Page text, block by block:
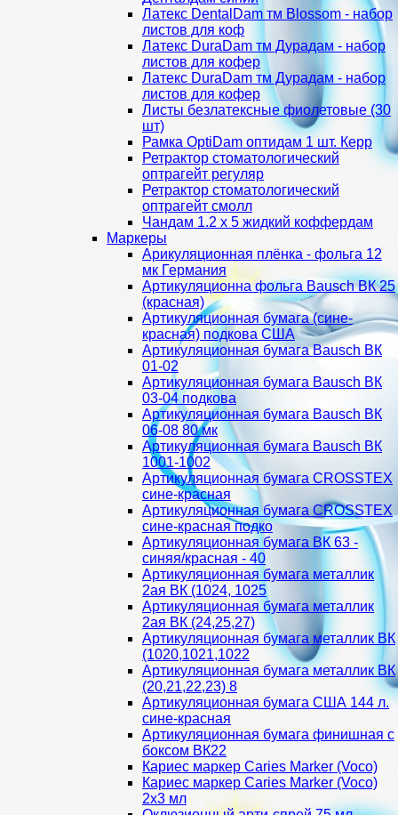
Латекс DentalDam тм Blossom - набор
листов для коф
Латекс DuraDam тм Дурадам - набор
листов для кофер
Латекс DuraDam тм Дурадам - набор
листов для кофер
Листы безлатексные фиолетовые (30
шт)
Рамка OptiDam оптидам 1 шт. Керр
Ретрактор стоматологический
оптрагейт регуляр
Ретрактор стоматологический
оптрагейт смолл
Чандам 1.2 х 5 жидкий коффердам
Маркеры
Арикуляционная плёнка - фольга 12
мк Германия
Артикуляционна фольга Bausch ВК 25
(красная)
Артикуляционная бумага (сине-
красная) подкова США
Артикуляционная бумага Bausch ВК
01-02
Артикуляционная бумага Bausch ВК
03-04 подкова
Артикуляционная бумага Bausch ВК
06-08 80 мк
Артикуляционная бумага Bausch ВК
1001-1002
Артикуляционная бумага CROSSTEX
сине-красная
Артикуляционная бумага CROSSTEX
сине-красная подко
Артикуляционная бумага ВК 63 -
синяя/красная - 40
Артикуляционная бумага металлик
2ая ВК (1024, 1025
Артикуляционная бумага металлик
2ая ВК (24,25,27)
Артикуляционная бумага металлик ВК
(1020,1021,1022
Артикуляционная бумага металлик ВК
(20,21,22,23) 8
Артикуляционная бумага США 144 л.
сине-красная
Артикуляционная бумага финишная с
боксом ВК22
Кариес маркер Caries Marker (Voco)
Кариес маркер Caries Marker (Voco)
2х3 мл